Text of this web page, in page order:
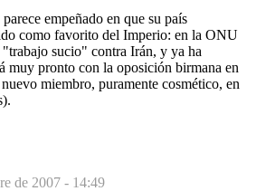
empeñado en que su país
como favorito del Imperio: en la ONU
sucio" contra Irán, y ya ha
muy pronto con la oposición birmana en
miembro, puramente cosmético, en
de 2007 - 14:49